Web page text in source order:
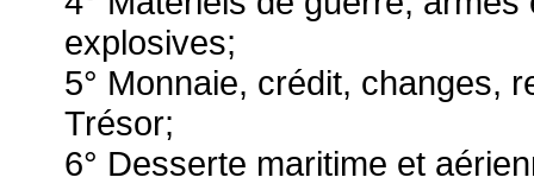
explosives;
5° Monnaie, crédit, changes,
Trésor;
6° Desserte maritime et